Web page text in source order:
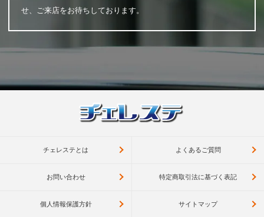
せ、ご来店をお待ちしております。
チェレステとは よくあるご質問
お問い合わせ 特定商取引法に基づく表記
個人情報保護方針 サイトマップ